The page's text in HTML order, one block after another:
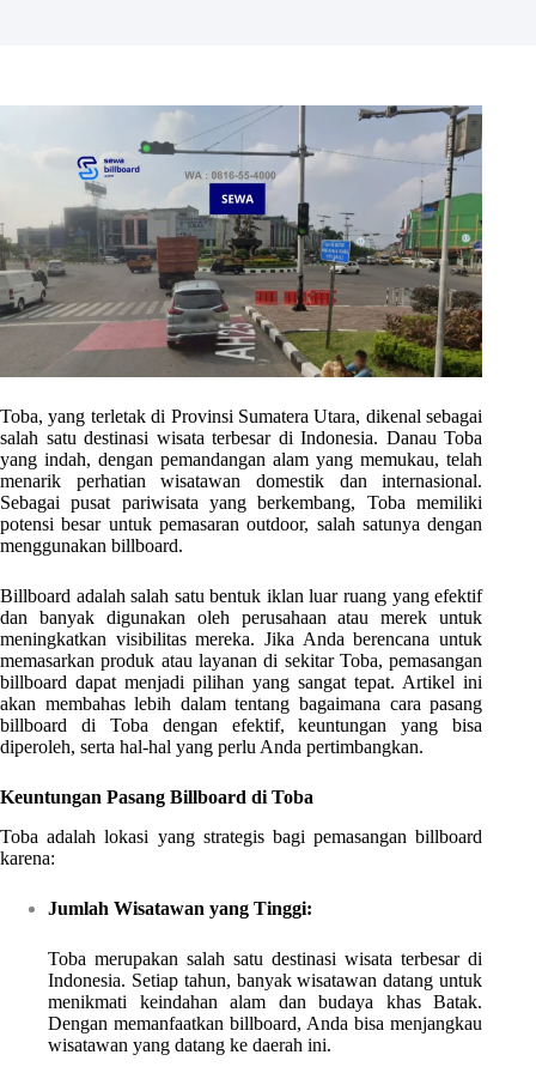
Toba, yang terletak di Provinsi Sumatera Utara, dikenal sebagai
salah satu destinasi wisata terbesar di Indonesia. Danau Toba
yang indah, dengan pemandangan alam yang memukau, telah
menarik perhatian wisatawan domestik dan internasional.
Sebagai pusat pariwisata yang berkembang, Toba memiliki
potensi besar untuk pemasaran outdoor, salah satunya dengan
menggunakan billboard.
Billboard adalah salah satu bentuk iklan luar ruang yang efektif
dan banyak digunakan oleh perusahaan atau merek untuk
meningkatkan visibilitas mereka. Jika Anda berencana untuk
memasarkan produk atau layanan di sekitar Toba, pemasangan
billboard dapat menjadi pilihan yang sangat tepat. Artikel ini
akan membahas lebih dalam tentang bagaimana cara pasang
billboard di Toba dengan efektif, keuntungan yang bisa
diperoleh, serta hal-hal yang perlu Anda pertimbangkan.
Keuntungan Pasang Billboard di Toba
Toba adalah lokasi yang strategis bagi pemasangan billboard
karena:
Jumlah Wisatawan yang Tinggi:
Toba merupakan salah satu destinasi wisata terbesar di
Indonesia. Setiap tahun, banyak wisatawan datang untuk
menikmati keindahan alam dan budaya khas Batak.
Dengan memanfaatkan billboard, Anda bisa menjangkau
wisatawan yang datang ke daerah ini.